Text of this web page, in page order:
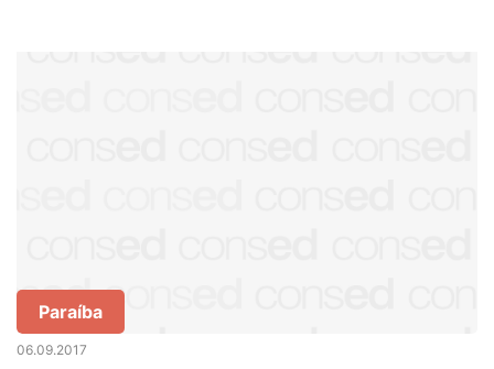
Paraíba
06.09.2017